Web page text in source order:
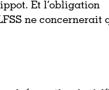
Et l’obligation
ne concernerait